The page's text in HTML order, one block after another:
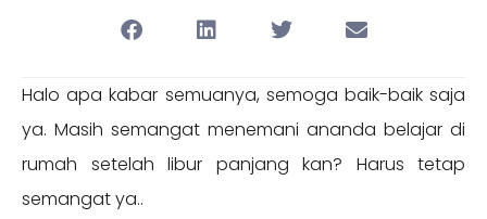
Halo apa kabar semuanya, semoga baik-baik saja
ya. Masih semangat menemani ananda belajar di
rumah setelah libur panjang kan? Harus tetap
semangat ya..